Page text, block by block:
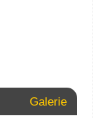
Galerie